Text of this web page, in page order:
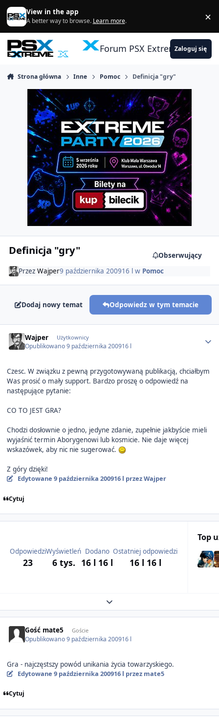
Skocz do zawartości
View in the app
A better way to browse. Learn more. ×
Forum PSX ExtremeZaloguj się
Strona główna Inne Pomoc Definicja "gry"
Definicja "gry"
Obserwujący
Przez Wajper9 października 200916 l w Pomoc
Dodaj nowy temat Odpowiedz w tym temacie
Wajper Użytkownicy
Opublikowano9 października 200916 l
Czesc. W związku z pewną przygotowywaną publikacją, chciałbym
Was prosić o mały support. Bardzo proszę o odpowiedź na
następujące pytanie:
CO TO JEST GRA?
Chodzi dosłownie o jedno, jedyne zdanie, zupełnie jakbyście mieli
wyjaśnić termin Aborygenowi lub kosmicie. Nie daje więcej
wskazówek, aby nic nie sugerować.
Z góry dzięki!
Edytowane 9 października 200916 l przez Wajper
Cytuj
Odpowiedzi
23
Wyświetleń
6 tys.
Dodano
16 l 16 l
Ostatniej odpowiedzi
16 l 16 l
Top
Expand topic overview
Gość mate5 Goście
Opublikowano9 października 200916 l
Gra - najczęstszy powód unikania życia towarzyskiego.
Edytowane 9 października 200916 l przez mate5
Cytuj